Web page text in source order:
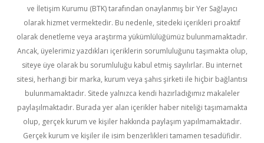
ve İletişim Kurumu (BTK) tarafından onaylanmış bir Yer Sağlayıcı
olarak hizmet vermektedir. Bu nedenle, sitedeki içerikleri proaktif
olarak denetleme veya araştırma yükümlülüğümüz bulunmamaktadır.
Ancak, üyelerimiz yazdıkları içeriklerin sorumluluğunu taşımakta olup,
siteye üye olarak bu sorumluluğu kabul etmiş sayılırlar. Bu internet
sitesi, herhangi bir marka, kurum veya şahıs şirketi ile hiçbir bağlantısı
bulunmamaktadır. Sitede yalnızca kendi hazırladığımız makaleler
paylaşılmaktadır. Burada yer alan içerikler haber niteliği taşımamakta
olup, gerçek kurum ve kişiler hakkında paylaşım yapılmamaktadır.
Gerçek kurum ve kişiler ile isim benzerlikleri tamamen tesadüfidir.